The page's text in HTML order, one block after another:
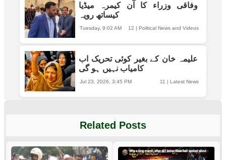
وفاقی وزراء کا آن کیمرہ میڈیا
کیساتھ رویہ
12 | Political News and Videos
Tuesday, 9:02 AM
علیمہ خان کے بغیر کوئی تحریک اب
کامیاب نہیں ہو گی
11 | Latest News
Jul 23, 2026, 3:45 PM
Related Posts